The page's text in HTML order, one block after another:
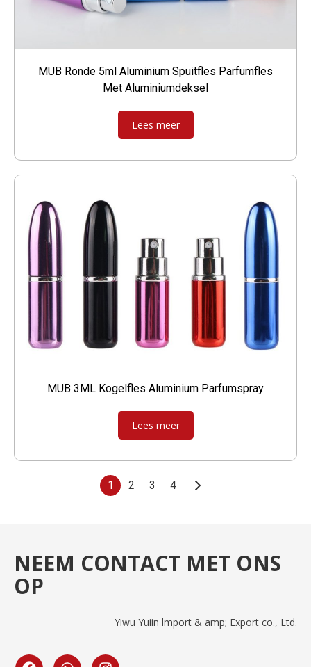
MUB Ronde 5ml Aluminium Spuitfles Parfumfles
Met Aluminiumdeksel
Lees meer
MUB 3ML Kogelfles Aluminium Parfumspray
Lees meer
1 2 3 4
NEEM CONTACT MET ONS
OP
Yiwu Yuiin lmport & amp; Export co., Ltd.